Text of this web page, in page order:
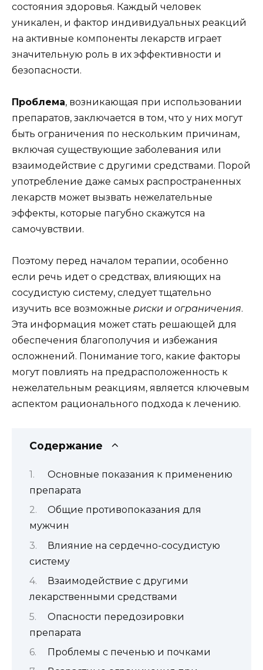
состояния здоровья. Каждый человек
уникален, и фактор индивидуальных реакций
на активные компоненты лекарств играет
значительную роль в их эффективности и
безопасности.
Проблема, возникающая при использовании
препаратов, заключается в том, что у них могут
быть ограничения по нескольким причинам,
включая существующие заболевания или
взаимодействие с другими средствами. Порой
употребление даже самых распространенных
лекарств может вызвать нежелательные
эффекты, которые пагубно скажутся на
самочувствии.
Поэтому перед началом терапии, особенно
если речь идет о средствах, влияющих на
сосудистую систему, следует тщательно
изучить все возможные риски и ограничения.
Эта информация может стать решающей для
обеспечения благополучия и избежания
осложнений. Понимание того, какие факторы
могут повлиять на предрасположенность к
нежелательным реакциям, является ключевым
аспектом рационального подхода к лечению.
Содержание
Основные показания к применению
препарата
Общие противопоказания для
мужчин
Влияние на сердечно-сосудистую
систему
Взаимодействие с другими
лекарственными средствами
Опасности передозировки
препарата
Проблемы с печенью и почками